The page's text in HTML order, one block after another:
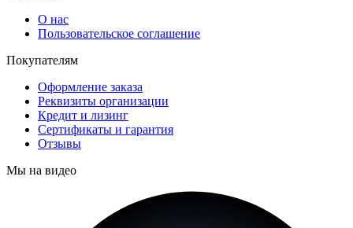
О нас
Пользовательское соглашение
Покупателям
Оформление заказа
Реквизиты организации
Кредит и лизинг
Сертификаты и гарантия
Отзывы
Мы на видео